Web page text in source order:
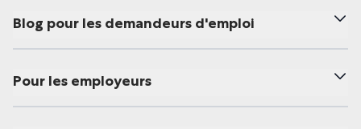
Blog pour les demandeurs d'emploi
Pour les employeurs